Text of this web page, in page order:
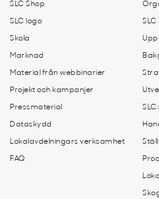
SLC Shop
SLC logo
Skola
Marknad
Material från webbinarier
Projekt och kampanjer
Pressmaterial
Dataskydd
Lokalavdelningars verksamhet
FAQ
SLC